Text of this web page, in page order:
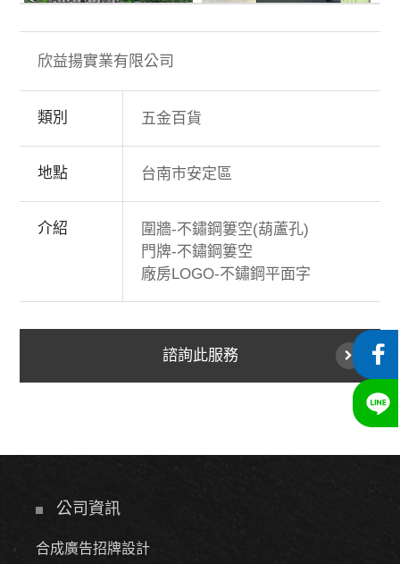
欣益揚實業有限公司
類別 五金百貨
地點 台南市安定區
介紹
圍牆-不鏽鋼簍空(葫蘆孔)
門牌-不鏽鋼簍空
廠房LOGO-不鏽鋼平面字
諮詢此服務
公司資訊
合成廣告招牌設計